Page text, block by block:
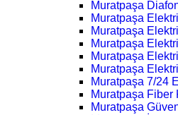
Muratpaşa
Muratpaşa
Muratpaşa
Muratpaşa
Muratpaşa
Muratpaşa
Muratpaşa 7/24
Muratpaşa Fiber
Muratpaşa